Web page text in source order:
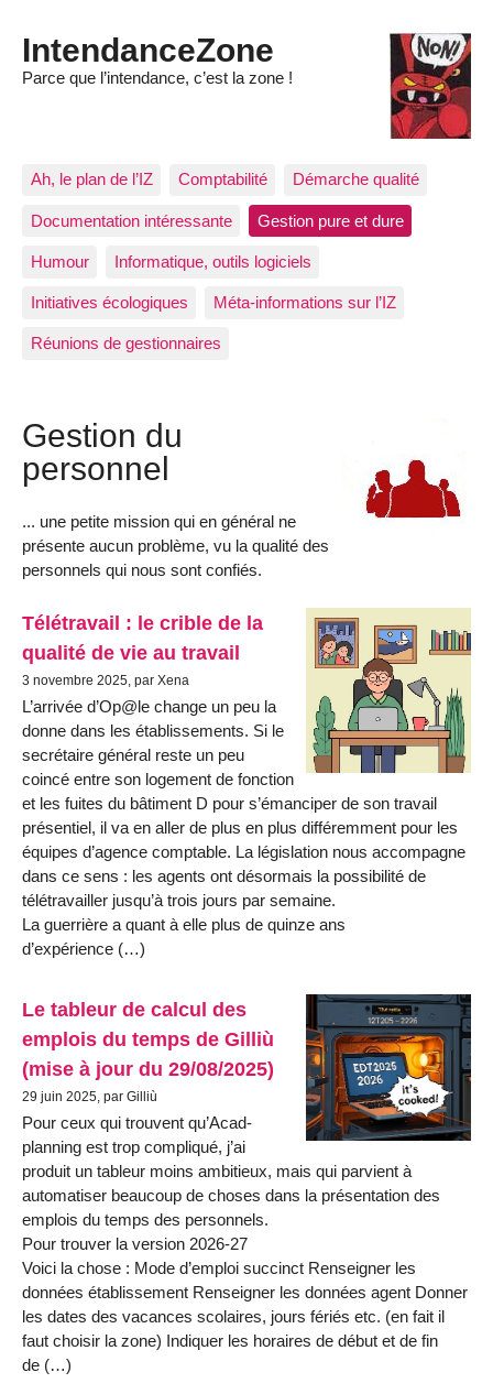
IntendanceZone
Parce que l’intendance, c’est la zone !
Ah, le plan de l’IZ Comptabilité Démarche qualité
Documentation intéressante Gestion pure et dure
Humour Informatique, outils logiciels
Initiatives écologiques Méta-informations sur l’IZ
Réunions de gestionnaires
Gestion du
personnel
... une petite mission qui en général ne
présente aucun problème, vu la qualité des
personnels qui nous sont confiés.
Télétravail : le crible de la
qualité de vie au travail
3 novembre 2025, par Xena
L’arrivée d’Op@le change un peu la
donne dans les établissements. Si le
secrétaire général reste un peu
coincé entre son logement de fonction
et les fuites du bâtiment D pour s’émanciper de son travail
présentiel, il va en aller de plus en plus différemment pour les
équipes d’agence comptable. La législation nous accompagne
dans ce sens : les agents ont désormais la possibilité de
télétravailler jusqu’à trois jours par semaine.
La guerrière a quant à elle plus de quinze ans
d’expérience (…)
Le tableur de calcul des
emplois du temps de Gilliù
(mise à jour du 29/08/2025)
29 juin 2025, par Gilliù
Pour ceux qui trouvent qu’Acad-
planning est trop compliqué, j’ai
produit un tableur moins ambitieux, mais qui parvient à
automatiser beaucoup de choses dans la présentation des
emplois du temps des personnels.
Pour trouver la version 2026-27
Voici la chose : Mode d’emploi succinct Renseigner les
données établissement Renseigner les données agent Donner
les dates des vacances scolaires, jours fériés etc. (en fait il
faut choisir la zone) Indiquer les horaires de début et de fin
de (…)